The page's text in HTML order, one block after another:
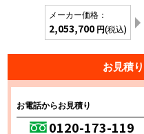
メーカー価格：
2,053,700 円(税込)
お見積
お電話からお見積り
0120-173-119